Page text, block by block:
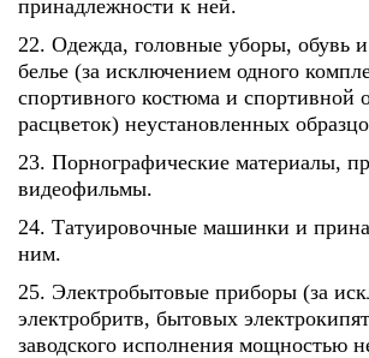
принадлежности к ней.
22. Одежда, головные уборы, обувь и
белье (за исключением одного
спортивного костюма и спортивной
расцветок) неустановленных
23. Порнографические материалы,
видеофильмы.
24. Татуировочные машинки и
ним.
25. Электробытовые приборы (за
электробритв, бытовых
заводского исполнения мощностью